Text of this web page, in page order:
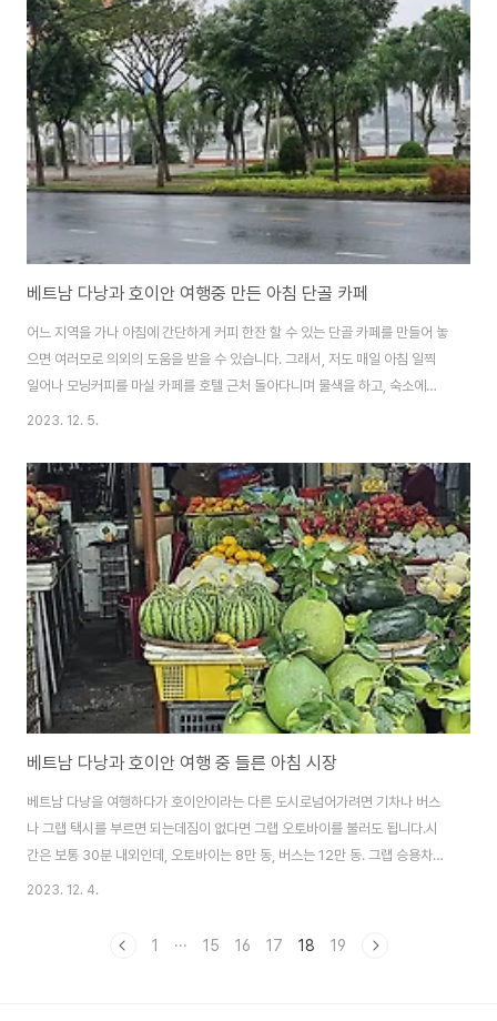
번호가 뜨고 현재 위치가 표시가 되며, 소요시간이 뜨게 되어 헷갈리는 경우는
거의 없는데 그게 못, 미더우면 자신이 있는 현 위치에서 사진을 찍어 그랩 기사
에게 보내면 서로 엇 갈리는 경우는 없다고 보면 됩니다. 호이안에서 다낭까지
갈 ..
베트남 다낭과 호이안 여행중 만든 아침 단골 카페
어느 지역을 가나 아침에 간단하게 커피 한잔 할 수 있는 단골 카페를 만들어 놓
으면 여러모로 의외의 도움을 받을 수 있습니다. 그래서, 저도 매일 아침 일찍
일어나 모닝커피를 마실 카페를 호텔 근처 돌아다니며 물색을 하고, 숙소에서
걸어서 2분 거리에 있는 카페를 발견하고 단골 삼기로 작정하고 들렀습니다.
에 아침에도 일찍 일어나게 되는 것 같습니다. 베트남은 1857년 프랑스 식민
지배하에 있을 당시 처음으로 커피를 재배하기 시작했습니다. 그러니, 사실 베
트남 커피는 프랑스 커피와 맥을 같이 한다고 보시면 됩니다. 이제는 커피 세계
2위의 생산국이 되어 커피를 여러 나라로 수출을 하고 있게 된 것도 프랑스 덕
분이지만, 당시 고무농..
2023. 12. 5.
베트남 다낭과 호이안 여행 중 들른 아침 시장
베트남 다낭을 여행하다가 호이안이라는 다른 도시로넘어가려면 기차나 버스
나 그랩 택시를 부르면 되는데짐이 없다면 그랩 오토바이를 불러도 됩니다.시
간은 보통 30분 내외인데, 오토바이는 8만 동, 버스는 12만 동. 그랩 승용차는
30만 동을 부릅니다.원화로 계산할 때에는 뒤에 "0"을 하나 빼고 2로 나누면
2023. 12. 4.
1 ··· 15 16 17 18 19